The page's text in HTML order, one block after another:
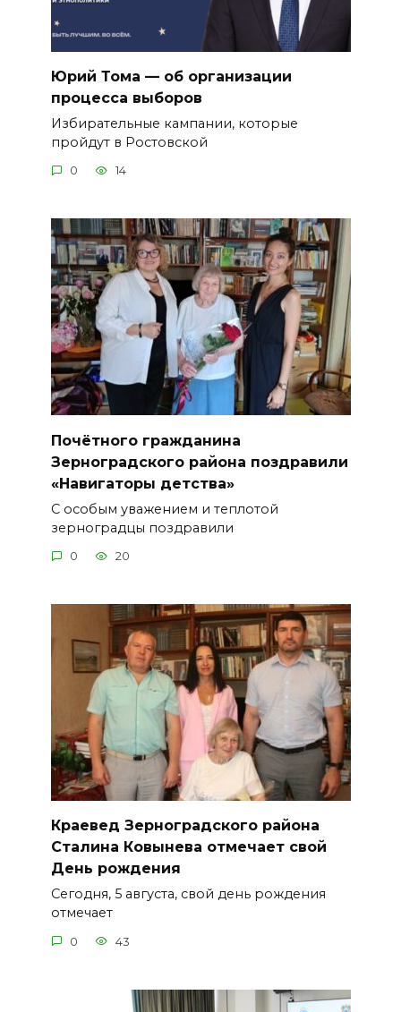
Юрий Тома — об организации
процесса выборов
Избирательные кампании, которые
пройдут в Ростовской
0 14
Почётного гражданина
Зерноградского района поздравили
«Навигаторы детства»
С особым уважением и теплотой
зерноградцы поздравили
0 20
Краевед Зерноградского района
Сталина Ковынева отмечает свой
День рождения
Сегодня, 5 августа, свой день рождения
отмечает
0 43